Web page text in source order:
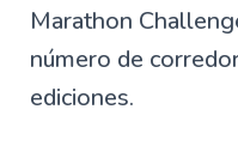
Marathon
número de
ediciones.